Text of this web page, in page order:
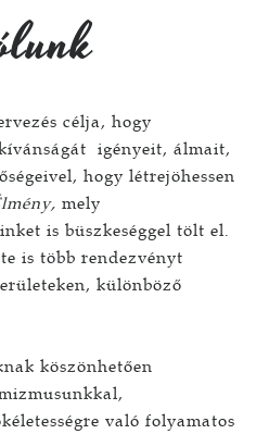
célja, hogy
igényeit, álmait,
hogy létrejöhessen
mely
is büszkeséggel tölt el.
is több rendezvényt
különböző
köszönhetően
való folyamatos